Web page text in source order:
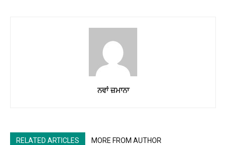
ਨਵਾਂ ਜ਼ਮਾਨਾ
RELATED ARTICLES MORE FROM AUTHOR